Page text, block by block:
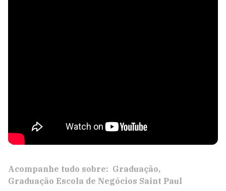
Acompanhe tudo sobre: Graduação
Graduação Escola de Negócios Saint Paul